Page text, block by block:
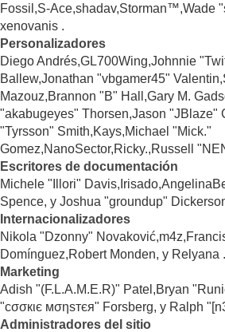
Fossil,S-Ace,shadav,Storman™,Wade
xenovanis .
Personalizadores
Diego Andrés,GL700Wing,Johnnie
Ballew,Jonathan "vbgamer45"
Mazouz,Brannon "B" Hall,Gary M.
"akabugeyes" Thorsen,Jason "JBlaze"
"Tyrsson" Smith,Kays,Michael "Mick."
Gomez,NanoSector,Ricky.,Russell
Escritores de documentación
Michele "Illori"
Spence, y Joshua "groundup"
Internacionalizadores
Nikola "Dzonny"
Domínguez,Robert Monden, y Relyana .
Marketing
Adish "(F.L.A.M.E.R)" Patel,Bryan
"cσσкιє мσηѕтєя" Forsberg, y Ralph
Administradores del sitio